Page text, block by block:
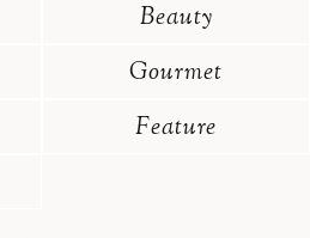
Beauty
Gourmet
Feature